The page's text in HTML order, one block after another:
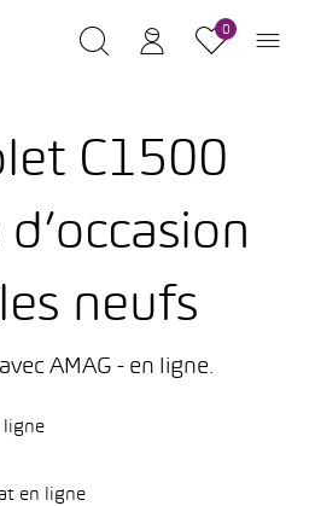
0
C1500
neufs
AMAG - en ligne.
ligne
en ligne